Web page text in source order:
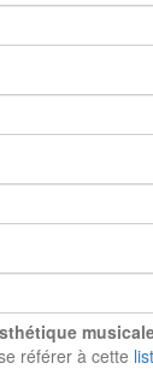
référer à cette